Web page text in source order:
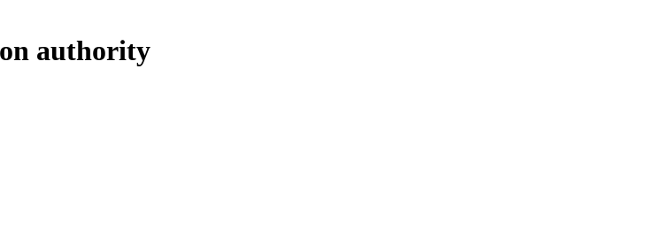
authority